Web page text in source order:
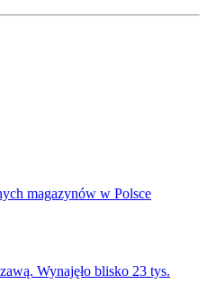
magazynów w Polsce
Wynajęło blisko 23 tys.